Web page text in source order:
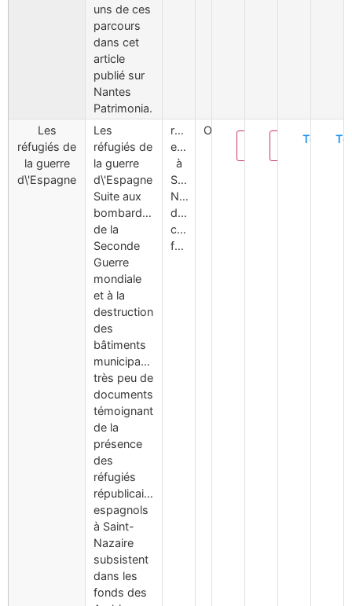
uns de ces
parcours
dans cet
article
publié sur
Nantes
Patrimonia.
Les
réfugiés de
la guerre
d\'Espagne
Les
réfugiés de
la guerre
d\'Espagne
Suite aux
bombardements
de la
Seconde
Guerre
mondiale
et à la
destruction
des
bâtiments
municipaux,
très peu de
documents
témoignant
de la
présence
des
réfugiés
républicains
espagnols
à Saint-
Nazaire
subsistent
dans les
fonds des
républicains
espagnols
à
Saint-
Nazaire,
déportés,
camp
franco,
Oui
Supprimer